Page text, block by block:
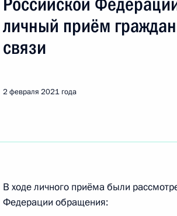
4 сентября 2024 года, среда
Приняты меры по итогам личного
Президента Российской
О ходе принятия мер по итогам
личный приём
связи
2 февраля 2021 года
В ходе личного приёма были
Федерации обращения: